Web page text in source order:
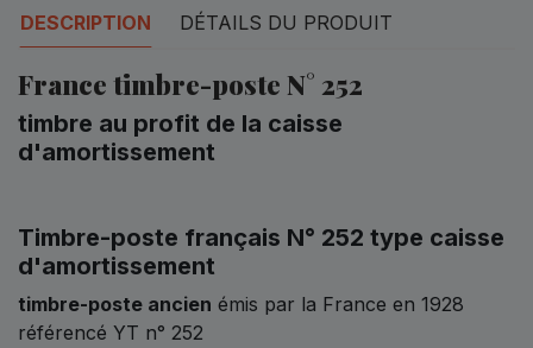
DESCRIPTION DÉTAILS DU PRODUIT
France timbre-poste N° 252
timbre au profit de la caisse
d'amortissement
Timbre-poste français N° 252 type caisse
d'amortissement
timbre-poste ancien émis par la France en 1928
référencé YT n° 252